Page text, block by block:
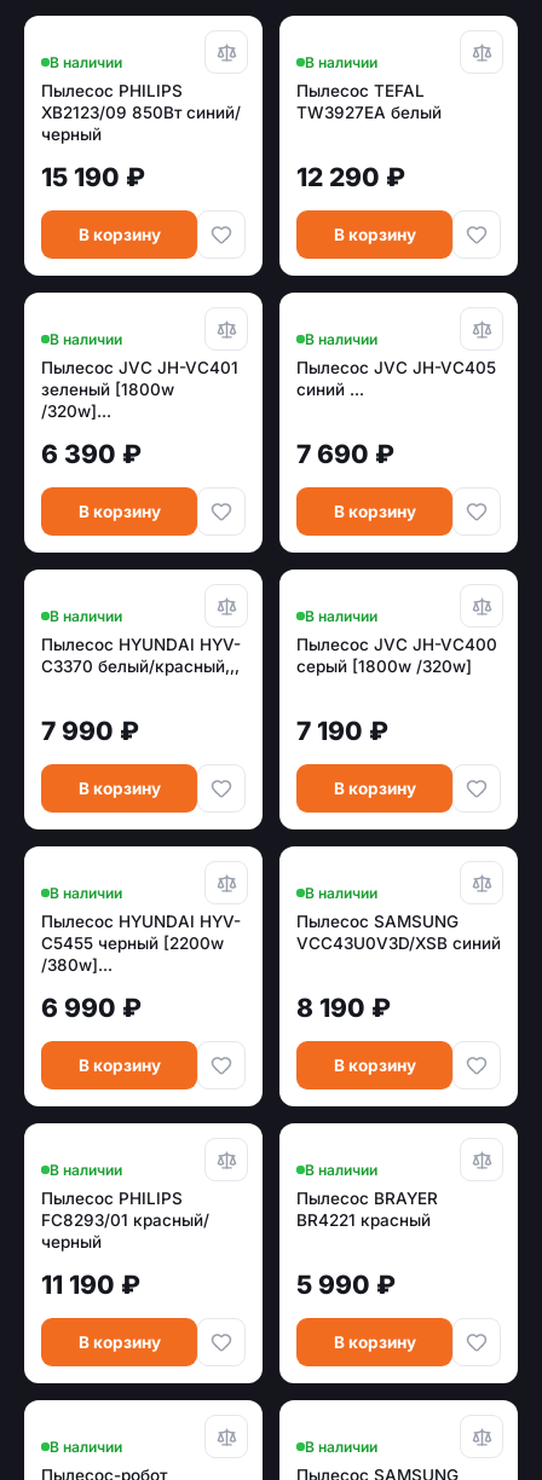
В наличии
Пылесос PHILIPS
XB2123/09 850Вт синий/
черный
15 190 ₽
В корзину
В наличии
Пылесос TEFAL
TW3927EA белый
12 290 ₽
В корзину
В наличии
Пылесос JVC JH-VC401
зеленый [1800w
/320w]...
6 390 ₽
В корзину
В наличии
Пылесос JVC JH-VC405
синий ...
7 690 ₽
В корзину
В наличии
Пылесос HYUNDAI HYV-
C3370 белый/красный,,,
7 990 ₽
В корзину
В наличии
Пылесос JVC JH-VC400
серый [1800w /320w]
7 190 ₽
В корзину
В наличии
Пылесос HYUNDAI HYV-
C5455 черный [2200w
/380w]...
6 990 ₽
В корзину
В наличии
Пылесос SAMSUNG
VCC43U0V3D/XSB синий
8 190 ₽
В корзину
В наличии
Пылесос PHILIPS
FC8293/01 красный/
черный
11 190 ₽
В корзину
В наличии
Пылесос BRAYER
BR4221 красный
5 990 ₽
В корзину
В наличии
Пылесос-робот
В наличии
Пылесос SAMSUNG